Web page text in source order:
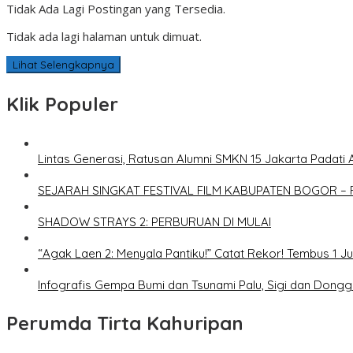
Tidak Ada Lagi Postingan yang Tersedia.
Tidak ada lagi halaman untuk dimuat.
Lihat Selengkapnya
Klik Populer
Lintas Generasi, Ratusan Alumni SMKN 15 Jakarta Padati
SEJARAH SINGKAT FESTIVAL FILM KABUPATEN BOGOR –
SHADOW STRAYS 2: PERBURUAN DI MULAI
“Agak Laen 2: Menyala Pantiku!” Catat Rekor! Tembus 1
Infografis Gempa Bumi dan Tsunami Palu, Sigi dan
Perumda Tirta Kahuripan